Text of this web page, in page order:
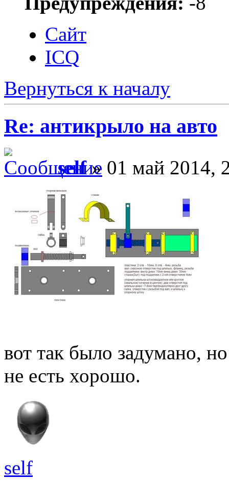
Сайт
ICQ
Вернуться к началу
Re: антикрыло на авто
self» 01 май 2014,
вот так было задумано,
не есть хорошо.
self